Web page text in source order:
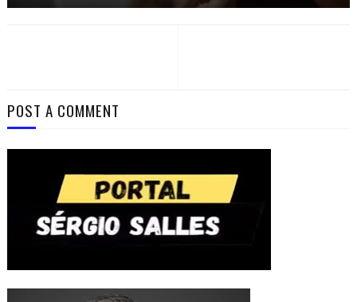
POST A COMMENT